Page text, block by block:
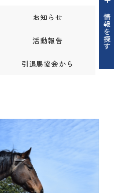
情報を探す
お知らせ
活動報告
引退馬協会から